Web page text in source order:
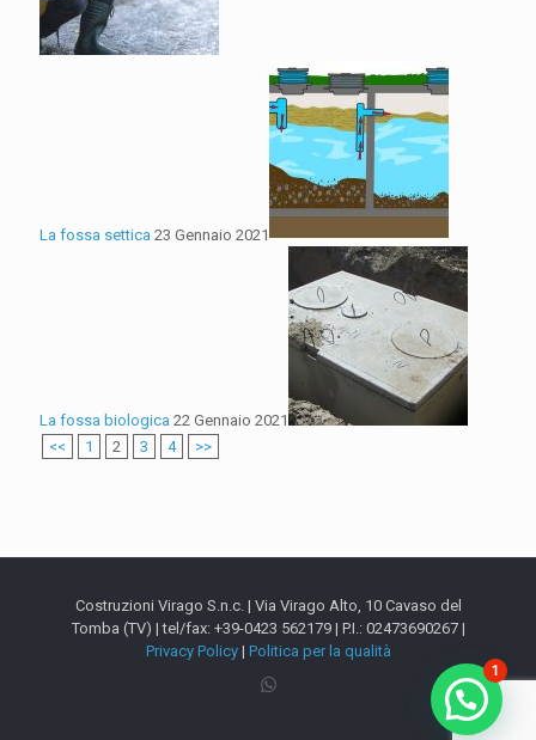
La fossa settica 23 Gennaio 2021
La fossa biologica 22 Gennaio 2021
<<
1 2 3 4 >>
Costruzioni Virago S.n.c. | Via Virago Alto, 10 Cavaso del
Tomba (TV) | tel/fax: +39-0423 562179 | P.I.: 02473690267 |
Privacy Policy| Politica per la qualità
1